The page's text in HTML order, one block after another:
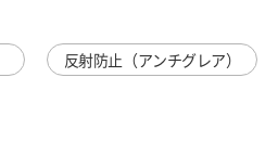
反射防止（アンチグレア）